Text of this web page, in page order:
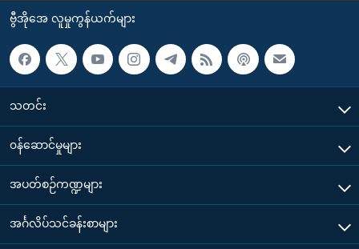
ဗွီအိုအေ လူမှုကွန်ယက်များ
သတင်း
၀န်ဆောင်မှုများ
အပတ်စဉ်ကဏ္ဍများ
အင်္ဂလိပ်သင်ခန်းစာများ